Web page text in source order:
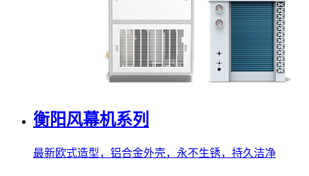
衡阳风幕机系列
最新欧式造型，铝合金外壳，永不生锈，持久洁净